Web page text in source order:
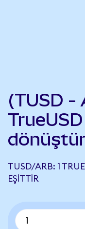
(TUSD -
TUSD/ARB: 1
EŞITTIR